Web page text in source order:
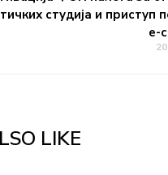
студија и приступ
е-
LIKE